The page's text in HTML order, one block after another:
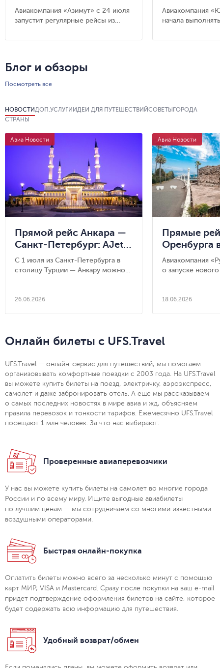
Петрозаводск
Авиакомпания «Азимут» с 24 июля
запустит регулярные рейсы из
в Петрозаводск, расположенный в
Авиакомпания
начала
Блог и обзоры
Посмотреть все
НОВОСТИДОП.УСЛУГИИДЕИ ДЛЯ ПУТЕШЕСТВИЙСОВЕТЫГОРОДА
СТРАНЫ
Авиа Новости
Прямой рейс Анкара —
Санкт-Петербург: AJet
запускает новые
авиарейсы из столицы
С 1 июля из Санкт-Петербурга в
столицу Турции — Анкару можно
прямые рейсы.
26.06.2026
Авиа Новости
Прямые
Оренбурга
запускает
Авиакомпания
о запуске
18.06.2026
Онлайн билеты с UFS.Travel
UFS.Travel — онлайн-сервис для путешествий, мы помогаем
организовывать комфортные поездки с 2003 года. На UFS.Travel
вы можете купить билеты на поезд, электричку, аэроэкспресс,
самолет и даже забронировать отель. А еще мы рассказываем
о самых последних новостях в мире авиа и жд, объясняем
правила перевозок и тонкости тарифов. Ежемесячно UFS.Travel
посещают 1 млн человек. За что нас выбирают:
Проверенные авиаперевозчики
У нас вы можете купить билеты на самолет во многие города
России и по всему миру. Ищите выгодные авиабилеты
по лучшим ценам — мы сотрудничаем со многими известными
воздушными операторами.
Быстрая онлайн-покупка
Оплатить билеты можно всего за несколько минут с помощью
карт МИР, VISA и Mastercard. Сразу после покупки на ваш e-mail
придет подтверждение оформления билетов на сайте, которое
будет содержать всю информацию для путешествия.
Удобный возврат/обмен